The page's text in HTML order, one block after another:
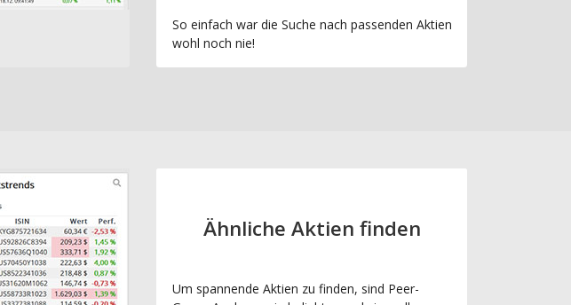
So einfach war die Suche nach passenden Aktien
wohl noch nie!
Ähnliche Aktien finden
Um spannende Aktien zu finden, sind Peer-